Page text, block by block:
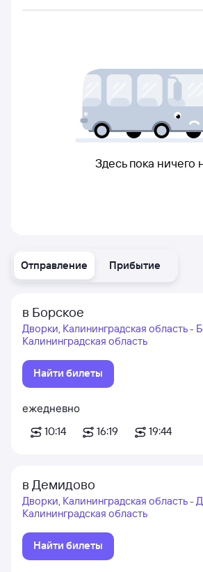
Отправление Прибытие
в Борское
Дворки, Калининградская область -
Калининградская область
Найти билеты
ежедневно
10:14
16:19 19:44
в Демидово
Дворки, Калининградская область -
Калининградская область
Найти билеты
Здесь пока ничего